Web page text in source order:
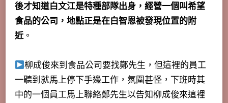
後才知道白文江是特種部隊出身，經營一個叫希望
食品的公司，地點正是在白智恩被發現位置的附
近。
柳成俊來到食品公司要找鄭先生，但這裡的員工
一聽到就馬上停下手邊工作，氛圍甚怪，下班時其
中的一個員工馬上聯絡鄭先生以告知柳成俊來這裡